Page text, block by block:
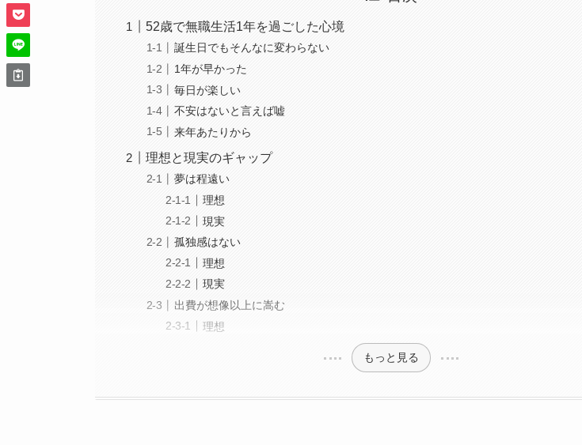
52歳で無職生活1年を過ごした心境
誕生日でもそんなに変わらない
1年が早かった
毎日が楽しい
不安はないと言えば嘘
来年あたりから
理想と現実のギャップ
夢は程遠い
理想
現実
孤独感はない
理想
現実
出費が想像以上に嵩む
理想
もっと見る